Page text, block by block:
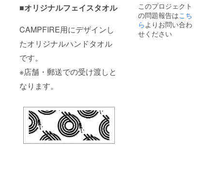
■オリジナルフェイスタオル
CAMPFIRE用にデザインし
たオリジナルハンドタオル
です。
※店舗・郵送での受け渡しと
なります。
※店舗・
郵送で
の受け
渡しと
このプロジェクト
の問題報告はこち
ら よりお問い合わ
せください